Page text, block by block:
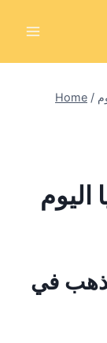
Home /
اليوم
في